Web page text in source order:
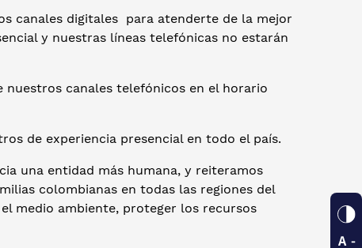
canales digitales para atenderte de la mejor
y nuestras líneas telefónicas no estarán
nuestros canales telefónicos en el horario
de experiencia presencial en todo el país.
una entidad más humana, y reiteramos
colombianas en todas las regiones del
medio ambiente, proteger los recursos